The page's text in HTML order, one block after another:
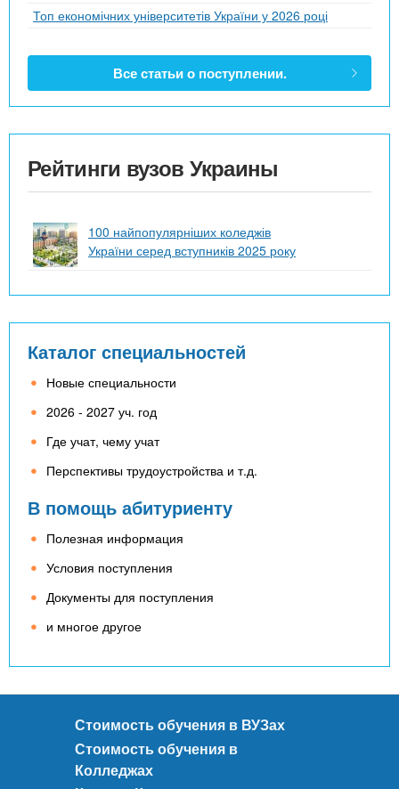
Топ економічних університетів України у 2026 році
Все статьи о поступлении.
Рейтинги вузов Украины
100 найпопулярніших коледжів
України серед вступників 2025 року
Каталог специальностей
Новые специальности
2026 - 2027 уч. год
Где учат, чему учат
Перспективы трудоустройства и т.д.
В помощь абитуриенту
Полезная информация
Условия поступления
Документы для поступления
и многое другое
Стоимость обучения в ВУЗах
Стоимость обучения в
Колледжах